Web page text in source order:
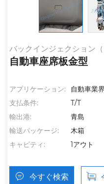
バックインジェクション（
自動車座席板金型
アプリケーション:
自動車業界
支払条件:
T/T
輸出港:
青島
輸送パッケージ:
木箱
キャビティ:
1アウト
今すぐ検索